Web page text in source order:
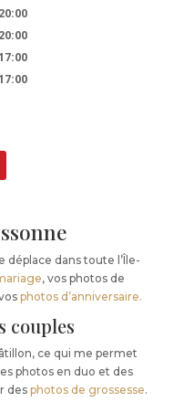
déplace dans toute l’Île-
, vos photos de
photos d’anniversaire.
couples
ce qui me permet
photos en duo et des
des photos de grossesse.